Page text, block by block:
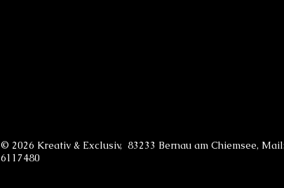
© 2026 Kreativ & Exclusiv, 83233 Bernau am Chiemsee,
6117480